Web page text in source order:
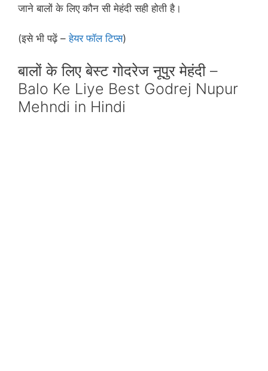
जाने बालों के लिए कौन सी मेहंदी सही होती है।
(इसे भी पढ़ें –हेयर फॉल टिप्‍स)
बालों के लिए बेस्‍ट गोदरेज नूपुर मेहंदी –
Balo Ke Liye Best Godrej Nupur
Mehndi in Hindi